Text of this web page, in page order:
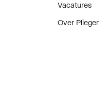
Vacatures
Over Plieger